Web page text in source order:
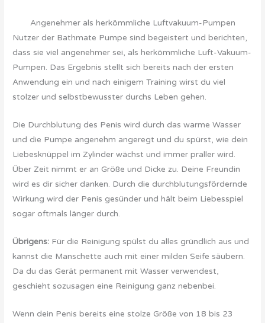
Angenehmer als herkömmliche Luftvakuum-Pumpen
Nutzer der Bathmate Pumpe sind begeistert und berichten,
dass sie viel angenehmer sei, als herkömmliche Luft-Vakuum-
Pumpen. Das Ergebnis stellt sich bereits nach der ersten
Anwendung ein und nach einigem Training wirst du viel
stolzer und selbstbewusster durchs Leben gehen.
Die Durchblutung des Penis wird durch das warme Wasser
und die Pumpe angenehm angeregt und du spürst, wie dein
Liebesknüppel im Zylinder wächst und immer praller wird.
Über Zeit nimmt er an Größe und Dicke zu. Deine Freundin
wird es dir sicher danken. Durch die durchblutungsfördernde
Wirkung wird der Penis gesünder und hält beim Liebesspiel
sogar oftmals länger durch.
Übrigens: Für die Reinigung spülst du alles gründlich aus und
kannst die Manschette auch mit einer milden Seife säubern.
Da du das Gerät permanent mit Wasser verwendest,
geschieht sozusagen eine Reinigung ganz nebenbei.
Wenn dein Penis bereits eine stolze Größe von 18 bis 23